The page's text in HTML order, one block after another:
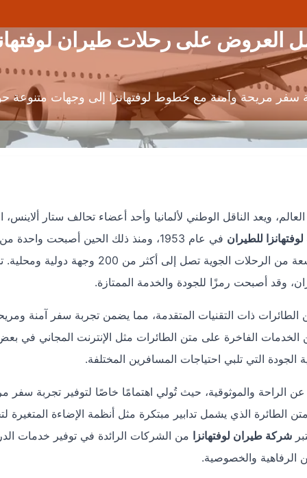
العروض على رحلات طيران
سفر مريحة وآمنة مع خطوط لوفتهانزا إلى وجهات متنوعة
ويعد الناقل الوطني لألمانيا وأحد أعضاء تحالف ستار ألاينس،
للطيران
في عام 1953، ومنذ ذلك الحين أصبحت واحدة
تصل إلى أكثر من 200 وجهة دولية ومحلية. تمتاز
وقد أصبحت رمزًا للجودة والخدمة الممتازة.
ذات التقنيات المتقدمة، مما يضمن تجربة سفر آمنة
الفاخرة على متن الطائرات مثل الإنترنت المجاني في
التي تلبي احتياجات المسافرين المختلفة.
عن الراحة والموثوقية، حيث تُولي اهتمامًا خاصًا لتوفير تجربة سفر
الطائرة الذي يشمل تدابير مبتكرة مثل أنظمة الإضاءة المتغيرة
شركة طيران لوفتهانزا من الشركات الرائدة في توفير خدمات
الرفاهية والخصوصية.